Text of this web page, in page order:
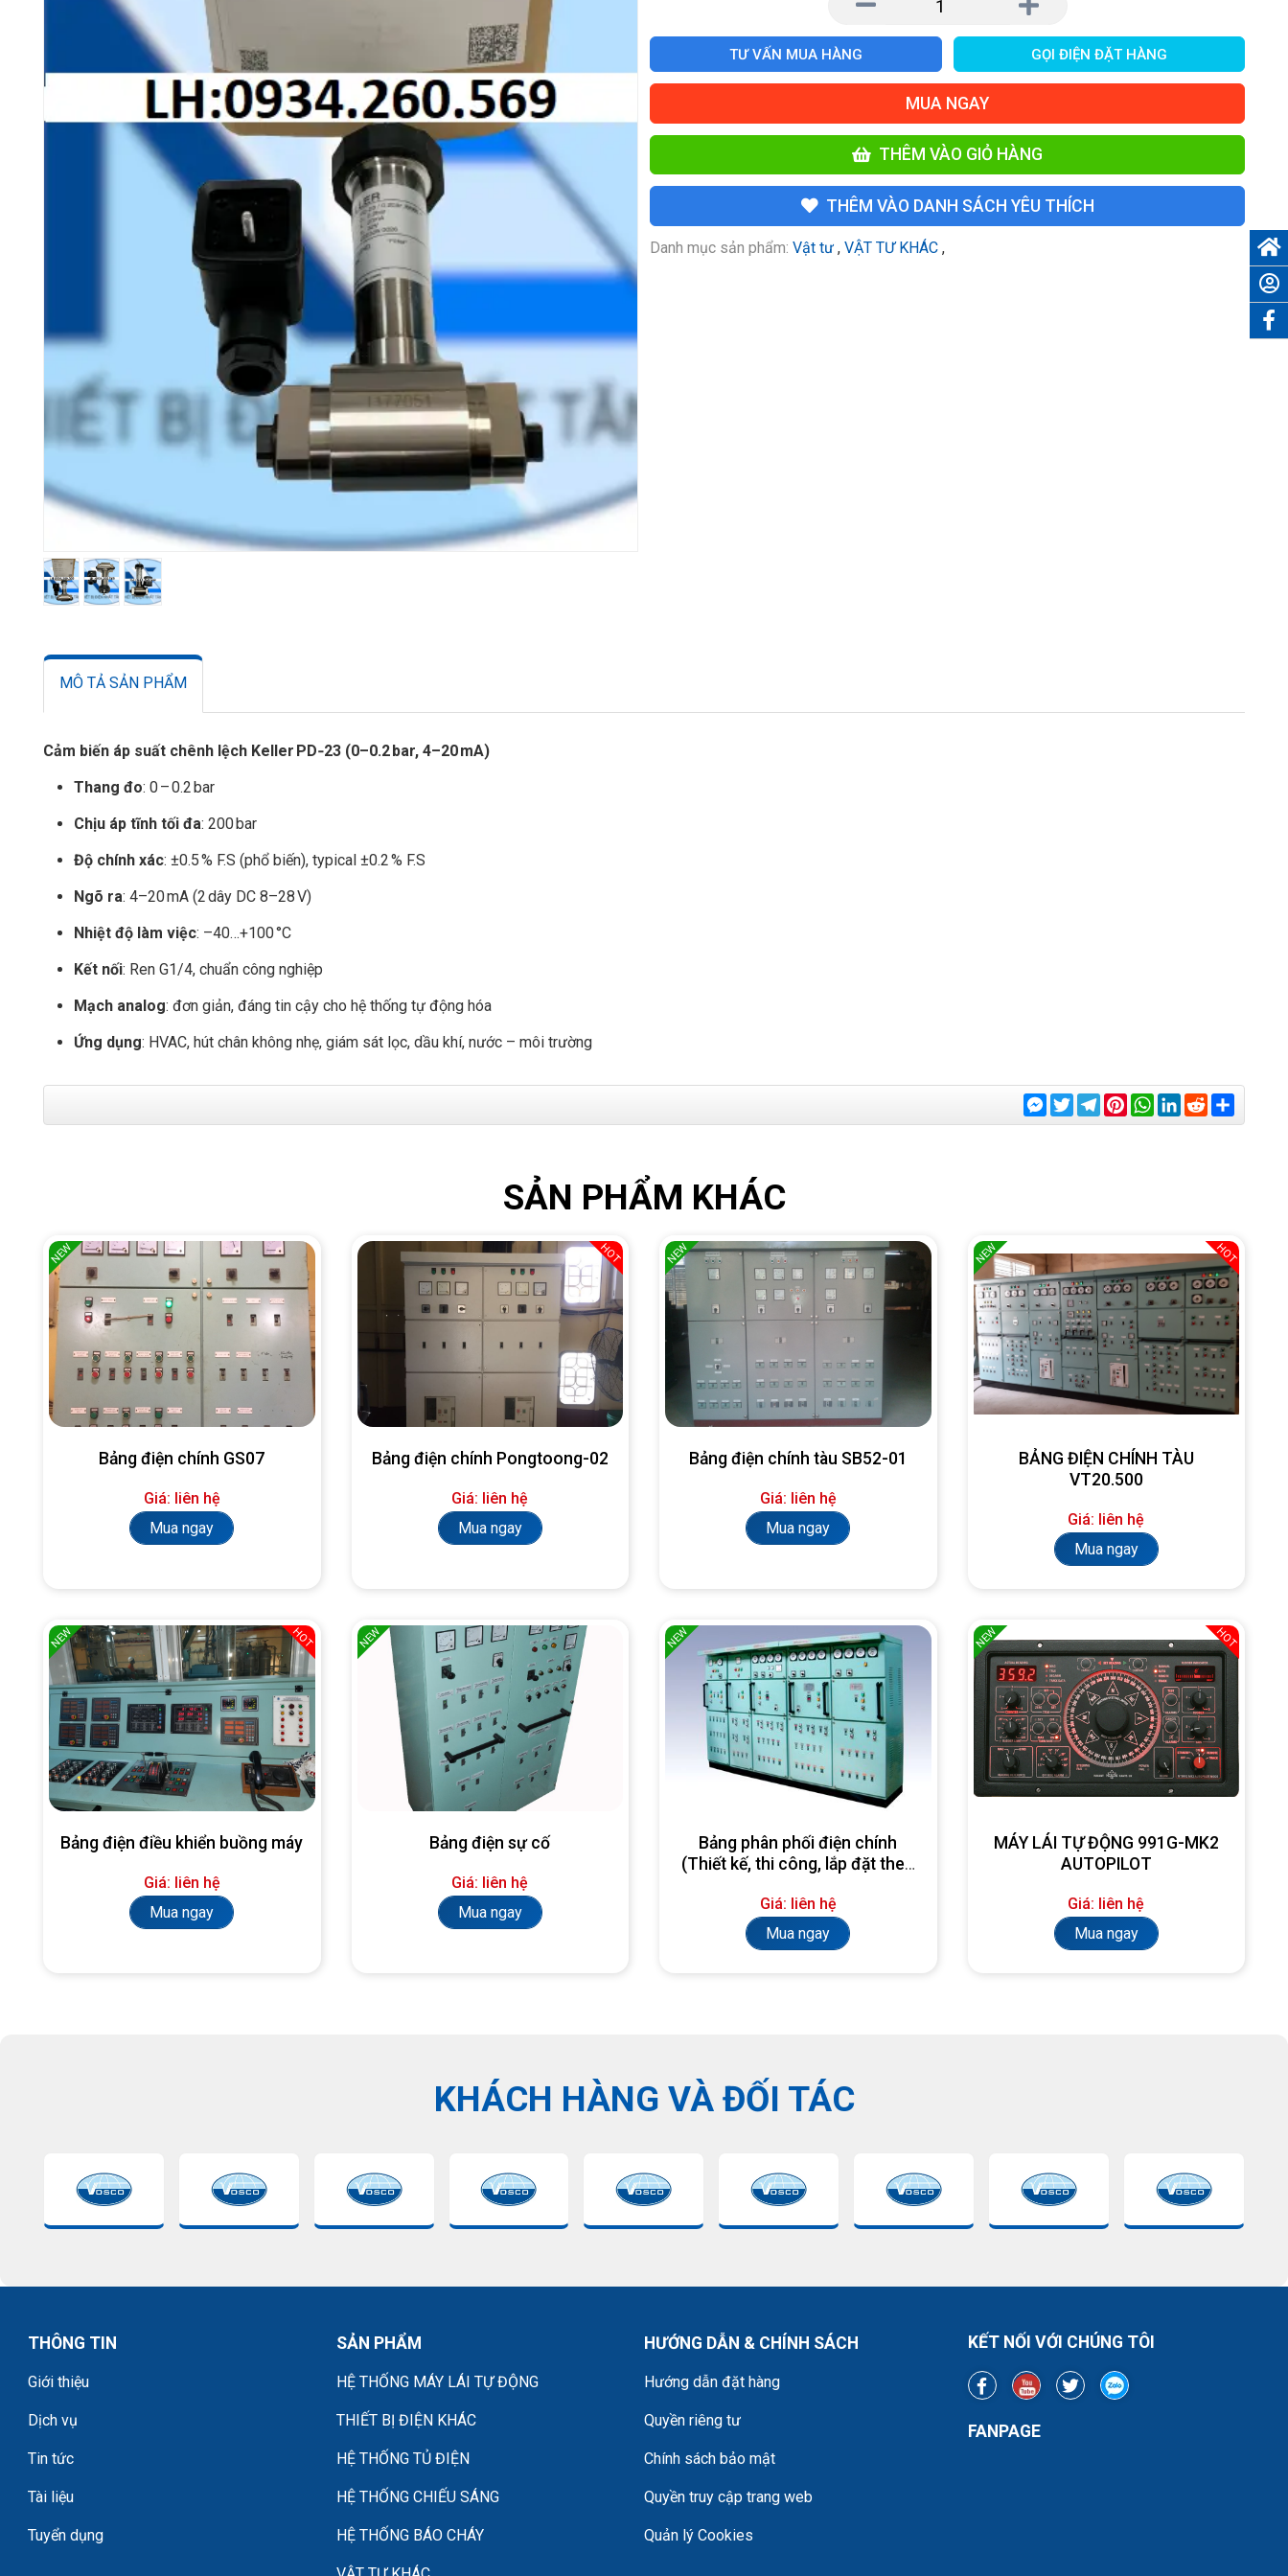
TƯ VẤN MUA HÀNG GỌI ĐIỆN ĐẶT HÀNG
MUA NGAY
THÊM VÀO GIỎ HÀNG
THÊM VÀO DANH SÁCH YÊU THÍCH
Danh mục sản phẩm: Vật tư , VẬT TƯ KHÁC ,
MÔ TẢ SẢN PHẨM
Cảm biến áp suất chênh lệch Keller PD‑23 (0–0.2 bar, 4–20 mA)
Thang đo: 0 – 0.2 bar
Chịu áp tĩnh tối đa: 200 bar
Độ chính xác: ±0.5 % F.S (phổ biến), typical ±0.2 % F.S
Ngõ ra: 4–20 mA (2 dây DC 8–28 V)
Nhiệt độ làm việc: –40…+100 °C
Kết nối: Ren G1/4, chuẩn công nghiệp
Mạch analog: đơn giản, đáng tin cậy cho hệ thống tự động hóa
Ứng dụng: HVAC, hút chân không nhẹ, giám sát lọc, dầu khí, nước – môi trường
Messenger
TwitterTelegram
Pinterest
WhatsApp
LinkedIn
Reddit
SẢN PHẨM KHÁC
NEW
Bảng điện chính GS07
Giá: liên hệ
Mua ngay
HOT
Bảng điện chính Pongtoong-02
Giá: liên hệ
Mua ngay
NEW
Bảng điện chính tàu SB52-01
Giá: liên hệ
Mua ngay
NEW HOT
BẢNG ĐIỆN CHÍNH TÀU
VT20.500
Giá: liên hệ
Mua ngay
NEW HOT
Bảng điện điều khiển buồng máy
Giá: liên hệ
Mua ngay
NEW
Bảng điện sự cố
Giá: liên hệ
Mua ngay
NEW
Bảng phân phối điện chính
(Thiết kế, thi công, lắp đặt theo
Giá: liên hệ
Mua ngay
NEW HOT
MÁY LÁI TỰ ĐỘNG 991G-MK2
AUTOPILOT
Giá: liên hệ
Mua ngay
KHÁCH HÀNG VÀ ĐỐI TÁC
THÔNG TIN
Giới thiệu
Dịch vụ
Tin tức
Tài liệu
Tuyển dụng
SẢN PHẨM
HỆ THỐNG MÁY LÁI TỰ ĐỘNG
THIẾT BỊ ĐIỆN KHÁC
HỆ THỐNG TỦ ĐIỆN
HỆ THỐNG CHIẾU SÁNG
HỆ THỐNG BÁO CHÁY
HƯỚNG DẪN & CHÍNH SÁCH
Hướng dẫn đặt hàng
Quyền riêng tư
Chính sách bảo mật
Quyền truy cập trang web
Quản lý Cookies
KẾT NỐI VỚI CHÚNG TÔI
FANPAGE